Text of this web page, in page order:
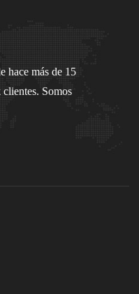
hace más de 15
clientes. Somos